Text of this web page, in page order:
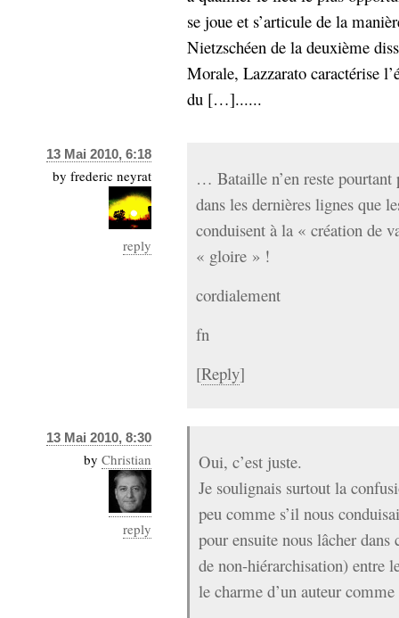
se joue et s’articule de la
Nietzschéen de la deuxième
Morale, Lazzarato caractérise
du […]......
13 Mai 2010, 6:18
by frederic neyrat
reply
… Bataille n’en reste pourtant
dans les dernières lignes que
conduisent à la « création de
« gloire » !
cordialement
fn
[Reply]
13 Mai 2010, 8:30
by Christian
reply
Oui, c’est juste.
Je soulignais surtout la
peu comme s’il nous
pour ensuite nous lâcher
de non-hiérarchisation) entre
le charme d’un auteur